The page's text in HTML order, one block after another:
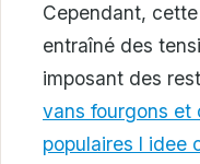
Cependant,
entraîné des
imposant des
vans fourgons et
populaires l idee